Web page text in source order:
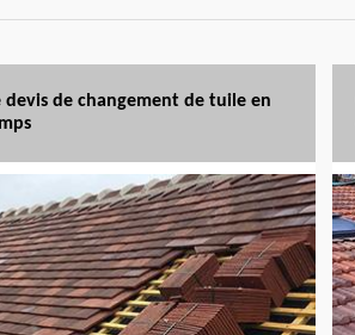
de changement de tuile en